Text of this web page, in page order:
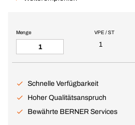
VPE / ST
1
Menge
Schnelle Verfügbarkeit
Hoher Qualitätsanspruch
Bewährte BERNER Services